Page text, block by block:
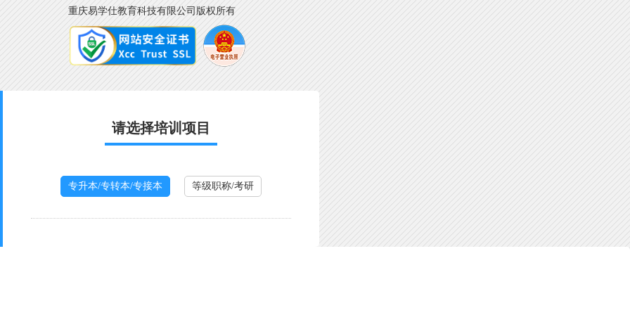
重庆易学仕教育科技有限公司版权所有
请选择培训项目
专升本/专转本/专接本 等级职称/考研